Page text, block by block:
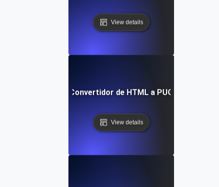
View details
Convertidor de HTML a PUG
View details